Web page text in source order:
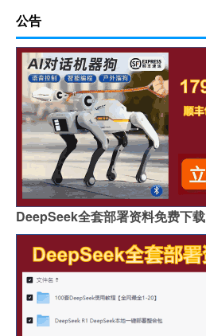
公告
DeepSeek全套部署资料免费下载